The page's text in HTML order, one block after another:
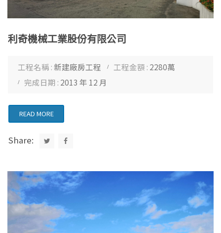
利奇機械工業股份有限公司
工程名稱 :新建廠房工程 工程金額 : 2280萬
完成日期 : 2013 年 12 月
READ MORE
Share: